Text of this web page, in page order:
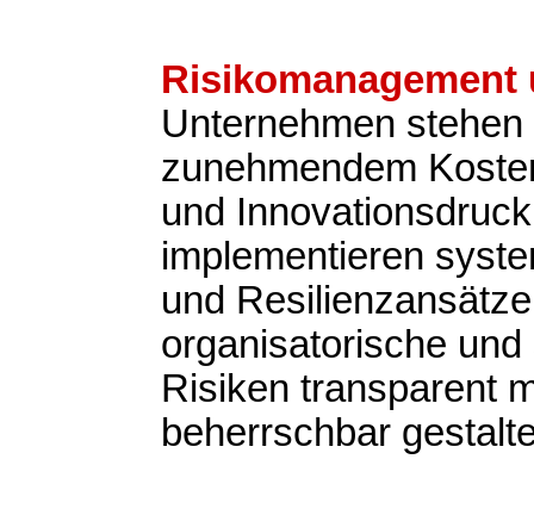
Risikomanagement
Unternehmen stehen
zunehmendem
und
implementieren
und
organisatorische
Risiken transparent
beherrschbar